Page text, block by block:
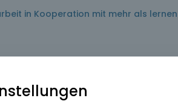
in Kooperation mit mehr als
anfordern